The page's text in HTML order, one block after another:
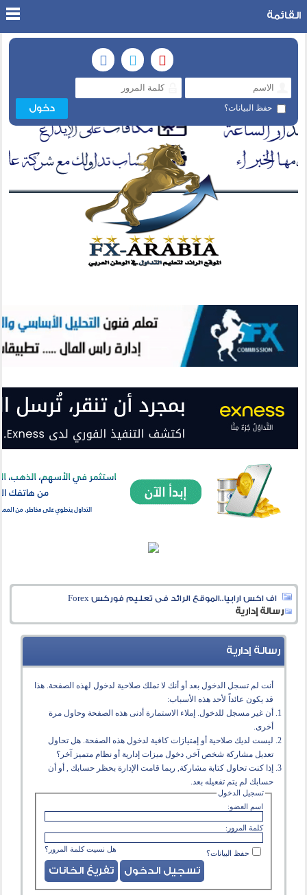
حفظ البيانات؟
القائمة
اف اكس ارابيا..الموقع الرائد فى تعليم فوركس Forex
رسالة إدارية
رسالة إدارية
أنت لم تسجل الدخول بعد أو أنك لا تملك صلاحية لدخول لهذه الصفحة. هذا
قد يكون عائداً لأحد هذه الأسباب:
أن غير مسجل للدخول. إملاء الاستمارة أدنى هذه الصفحة وحاول مرة
أخرى.
ليست لديك صلاحية أو إمتيازات كافية لدخول هذه الصفحة. هل تحاول
تعديل مشاركة شخص آخر, دخول ميزات إدارية أو نظام متميز آخر؟
إذا كنت تحاول كتابة مشاركة, ربما قامت الإدارة بحظر حسابك , أو أن
حسابك لم يتم تفعيله بعد.
تسجيل الدخول
اسم العضو:
كلمة المرور:
هل نسيت كلمة المرور؟ حفظ البيانات؟